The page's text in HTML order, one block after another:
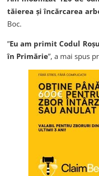
tăierea și încărcarea
Boc.
”Eu am primit Codul
în Primărie”, a mai spus